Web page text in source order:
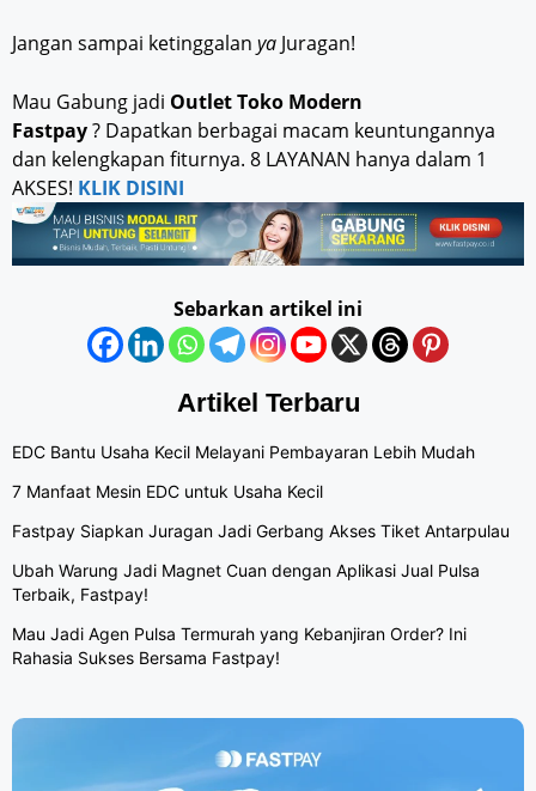
Jangan sampai ketinggalan ya Juragan!
Mau Gabung jadi Outlet Toko Modern
Fastpay? Dapatkan berbagai macam keuntungannya
dan kelengkapan fiturnya. 8 LAYANAN hanya dalam 1
AKSES! KLIK DISINI
Sebarkan artikel ini
Artikel Terbaru
EDC Bantu Usaha Kecil Melayani Pembayaran Lebih Mudah
7 Manfaat Mesin EDC untuk Usaha Kecil
Fastpay Siapkan Juragan Jadi Gerbang Akses Tiket Antarpulau
Ubah Warung Jadi Magnet Cuan dengan Aplikasi Jual Pulsa
Terbaik, Fastpay!
Mau Jadi Agen Pulsa Termurah yang Kebanjiran Order? Ini
Rahasia Sukses Bersama Fastpay!